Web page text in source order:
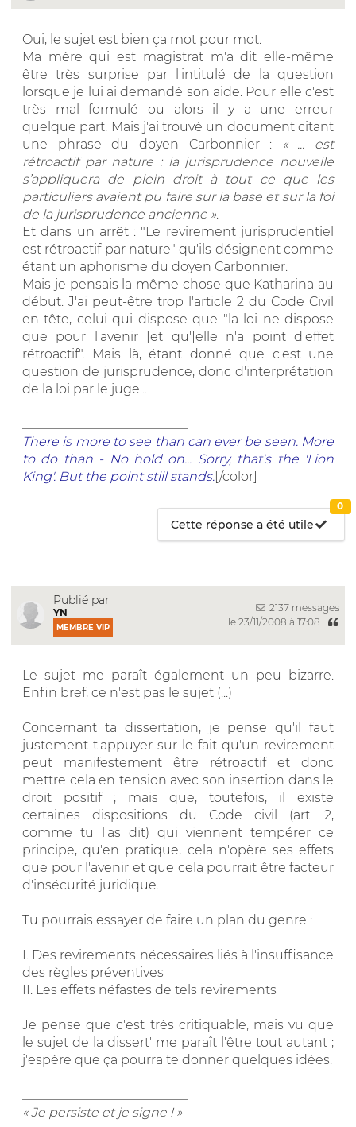
Oui, le sujet est bien ça mot pour mot.
Ma mère qui est magistrat m'a dit elle-même
être très surprise par l'intitulé de la question
lorsque je lui ai demandé son aide. Pour elle c'est
très mal formulé ou alors il y a une erreur
quelque part. Mais j'ai trouvé un document citant
une phrase du doyen Carbonnier :
« ... est
rétroactif par nature : la jurisprudence nouvelle
s’appliquera de plein droit à tout ce que les
particuliers avaient pu faire sur la base et sur la foi
de la jurisprudence ancienne ».
Et dans un arrêt : "Le revirement jurisprudentiel
est rétroactif par nature" qu'ils désignent comme
étant un aphorisme du doyen Carbonnier.
Mais je pensais la même chose que Katharina au
début. J'ai peut-être trop l'article 2 du Code Civil
en tête, celui qui dispose que "la loi ne dispose
que pour l'avenir [et qu']elle n'a point d'effet
rétroactif". Mais là, étant donné que c'est une
question de jurisprudence, donc d'interprétation
de la loi par le juge...
There is more to see than can ever be seen. More
to do than - No hold on... Sorry, that's the 'Lion
King'. But the point still stands.[/color]
Cette réponse a été utile
0
Publié par
YN
MEMBRE VIP
2137 messages
le 23/11/2008 à 17:08
Le sujet me paraît également un peu bizarre.
Enfin bref, ce n'est pas le sujet (...)
Concernant ta dissertation, je pense qu'il faut
justement t'appuyer sur le fait qu'un revirement
peut manifestement être rétroactif et donc
mettre cela en tension avec son insertion dans le
droit positif ; mais que, toutefois, il existe
certaines dispositions du Code civil (art. 2,
comme tu l'as dit) qui viennent tempérer ce
principe, qu'en pratique, cela n'opère ses effets
que pour l'avenir et que cela pourrait être facteur
d'insécurité juridique.
Tu pourrais essayer de faire un plan du genre :
I. Des revirements nécessaires liés à l'insuffisance
des règles préventives
II. Les effets néfastes de tels revirements
Je pense que c'est très critiquable, mais vu que
le sujet de la dissert' me paraît l'être tout autant ;
j'espère que ça pourra te donner quelques idées.
« Je persiste et je signe ! »